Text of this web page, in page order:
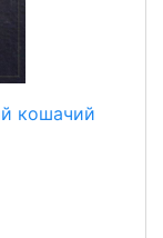
кошачий